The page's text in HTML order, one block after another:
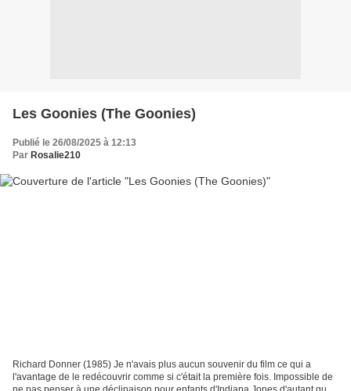
Les Goonies (The Goonies)
Publié le 26/08/2025 à 12:13
Par Rosalie210
Richard Donner (1985) Je n'avais plus aucun souvenir du film ce qui a
l'avantage de le redécouvrir comme si c'était la première fois. Impossible de